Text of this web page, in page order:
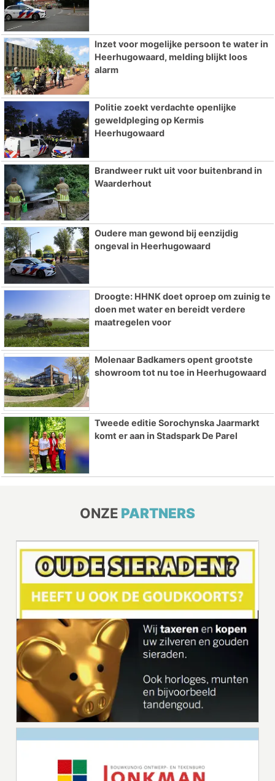
Inzet voor mogelijke persoon te water in
Heerhugowaard, melding blijkt loos
alarm
Politie zoekt verdachte openlijke
geweldpleging op Kermis
Heerhugowaard
Brandweer rukt uit voor buitenbrand in
Waarderhout
Oudere man gewond bij eenzijdig
ongeval in Heerhugowaard
Droogte: HHNK doet oproep om zuinig te
doen met water en bereidt verdere
maatregelen voor
Molenaar Badkamers opent grootste
showroom tot nu toe in Heerhugowaard
Tweede editie Sorochynska Jaarmarkt
komt er aan in Stadspark De Parel
ONZE PARTNERS